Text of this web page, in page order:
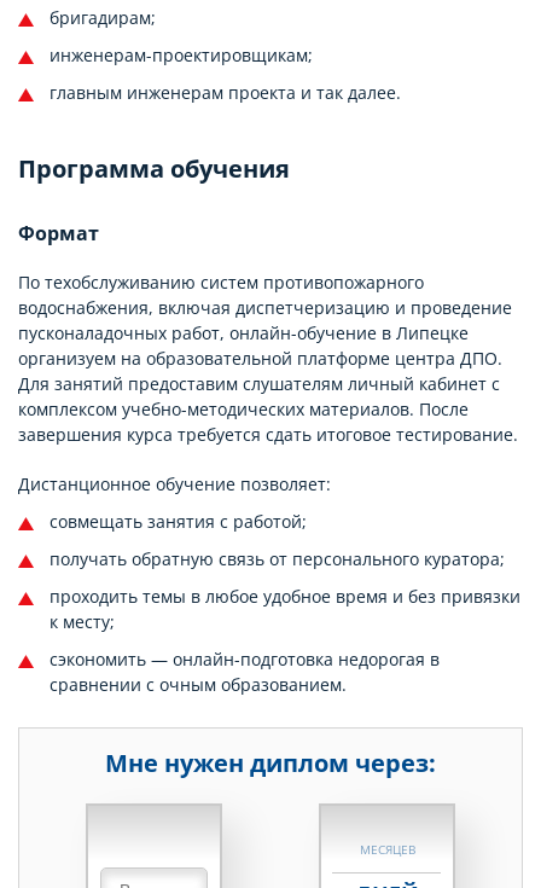
бригадирам;
инженерам-проектировщикам;
главным инженерам проекта и так далее.
Программа обучения
Формат
По техобслуживанию систем противопожарного
водоснабжения, включая диспетчеризацию и проведение
пусконаладочных работ, онлайн-обучение в Липецке
организуем на образовательной платформе центра ДПО.
Для занятий предоставим слушателям личный кабинет с
комплексом учебно-методических материалов. После
завершения курса требуется сдать итоговое тестирование.
Дистанционное обучение позволяет:
совмещать занятия с работой;
получать обратную связь от персонального куратора;
проходить темы в любое удобное время и без привязки
к месту;
сэкономить — онлайн-подготовка недорогая в
сравнении с очным образованием.
Мне нужен диплом через:
НЕДЕЛЬ
МЕСЯЦЕВ